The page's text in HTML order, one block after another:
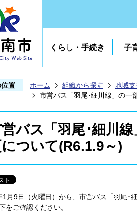
くらし・手続き 子
位置 ホーム 組織から探す 地域支
市営バス「羽尾･細川線」の一
バス「羽尾･細川
ついて(R6.1.9～)
1月9日（火曜日）から、市営バス「羽尾･
をご確認ください。